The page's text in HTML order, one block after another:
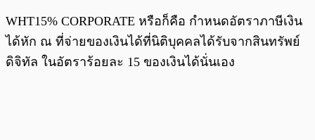
WHT15% CORPORATE หรือก็คือ กำหนดอัตราภาษีเงิน
ได้หัก ณ ที่จ่ายของเงินได้ที่นิติบุคคลได้รับจากสินทรัพย์
ดิจิทัล ในอัตราร้อยละ 15 ของเงินได้นั่นเอง